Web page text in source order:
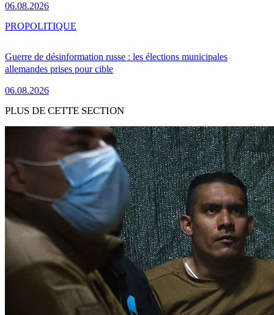
06.08.2026
Guerre de désinformation russe : les élections municipales
allemandes prises pour cible
06.08.2026
PROPOLITIQUE
PLUS DE CETTE SECTION